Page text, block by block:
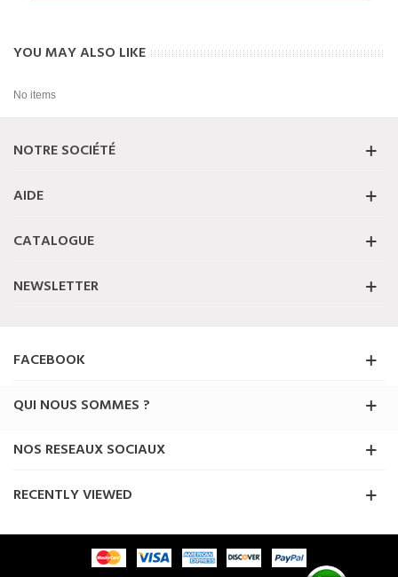
YOU MAY ALSO LIKE
No items
NOTRE SOCIÉTÉ
AIDE
CATALOGUE
NEWSLETTER
FACEBOOK
QUI NOUS SOMMES ?
NOS RESEAUX SOCIAUX
RECENTLY VIEWED